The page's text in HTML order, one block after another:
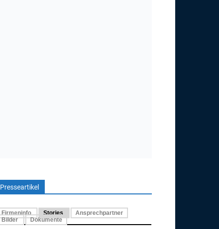
Presseartikel